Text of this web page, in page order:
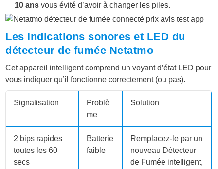
10 ans vous évité d’avoir à changer les piles.
Les indications sonores et LED du
détecteur de fumée Netatmo
Cet appareil intelligent comprend un voyant d’état LED pour
vous indiquer qu’il fonctionne correctement (ou pas).
Signalisation
Problè
me
Solution
2 bips rapides
toutes les 60
secs
Batterie
faible
Remplacez-le par un
nouveau Détecteur
de Fumée intelligent,